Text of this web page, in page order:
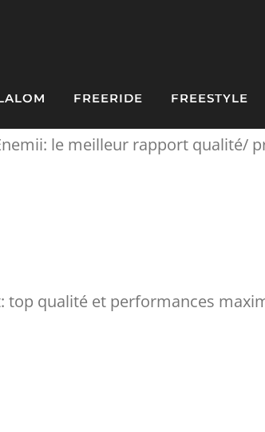
FREERIDE FREESTYLE
le meilleur rapport qualité/
top qualité et performances